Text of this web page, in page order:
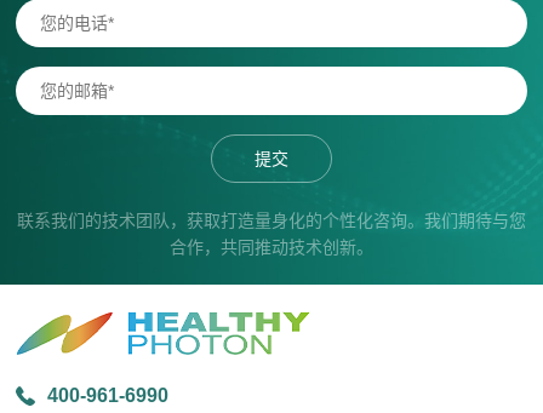
提交
联系我们的技术团队，获取打造量身化的个性化咨询。我们期待与您
合作，共同推动技术创新。
400-961-6990